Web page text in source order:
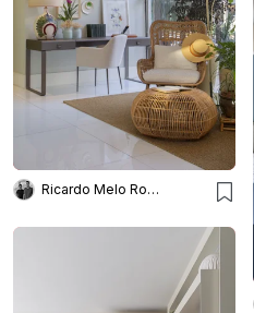
Ricardo Melo Rodrigo Passos